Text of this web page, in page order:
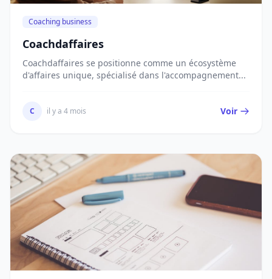
Coaching business
Coachdaffaires
Coachdaffaires se positionne comme un écosystème
d'affaires unique, spécialisé dans l'accompagnement...
C il y a 4 mois Voir